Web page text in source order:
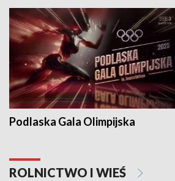
Podlaska Gala Olimpijska
ROLNICTWO I WIEŚ